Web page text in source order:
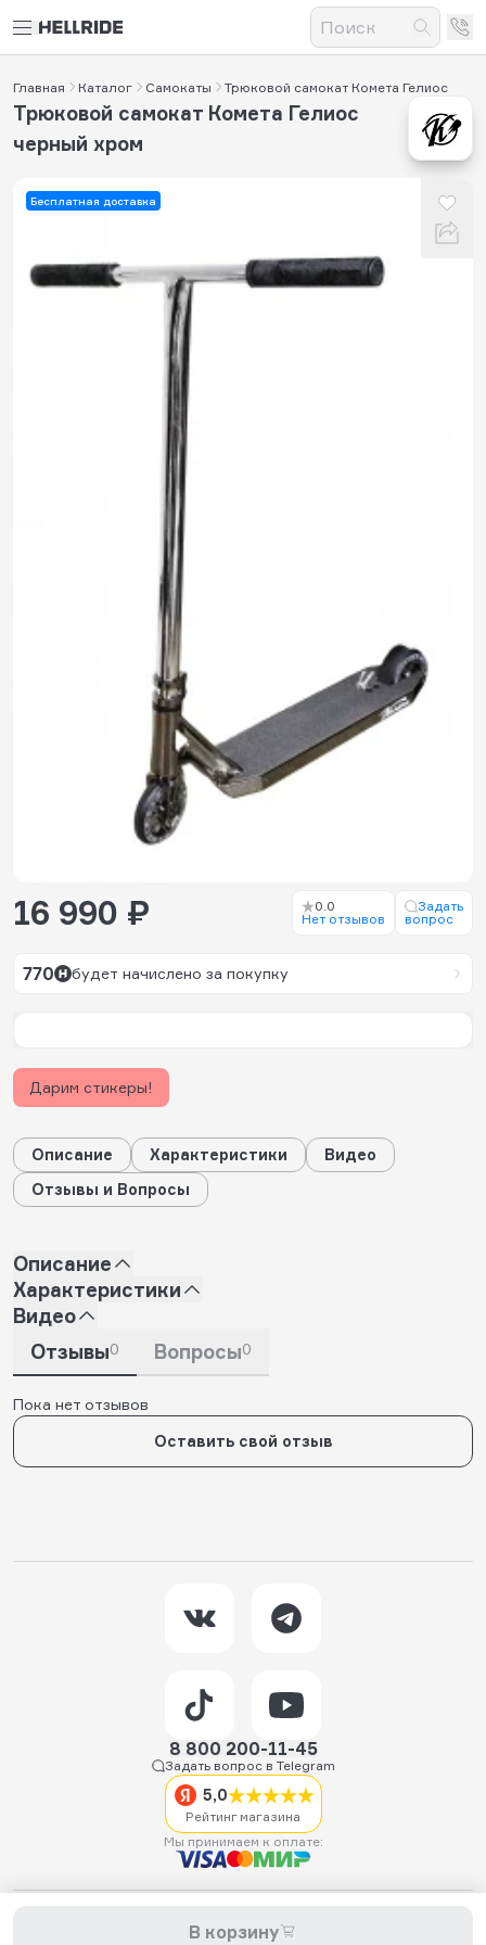
Главная Каталог Самокаты Трюковой самокат Комета Гелиос
Бесплатная доставка
Трюковой самокат Комета Гелиос
черный хром
16 990 ₽
0.0
Нет отзывов
Задать
вопрос
В корзину
770 будет начислено за покупку
Дарим стикеры!
Описание Характеристики
Видео
Отзывы и Вопросы
Описание
Характеристики
Видео
Отзывы0 Вопросы0
Пока нет отзывов
Оставить свой отзыв
8 800 200-11-45
Задать вопрос в Telegram
5,0
Рейтинг магазина
Мы принимаем к оплате:
самокатов, запчастей для самокатов, аксессуаров, экипировки,